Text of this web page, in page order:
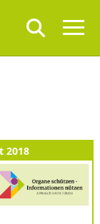
2018